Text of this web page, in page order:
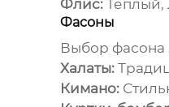
Флис:Теплый,
Фасоны
Выбор фасона
Халаты:
Кимано: